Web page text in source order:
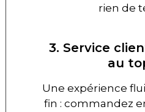
rien de
3. Service
au
Une expérience
fin : commandez